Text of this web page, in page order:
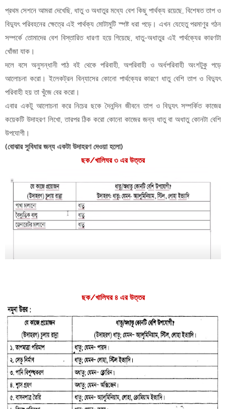
প্রথম সেশনে আমরা দেখেছি, ধাতু ও অধাতুর মধ্যে বেশ কিছু পার্থক্য রয়েছে, বিশেষত তাপ ও
বিদ্যুৎ পরিবহনের ক্ষেত্রে এই পার্থক্য মোটামুটি স্পষ্ট ধরা পড়ে। এখন যেহেতু পরমাণুর গঠন
সম্পর্কে তোমাদের বেশ বিস্তারিত ধারণা হয়ে গিয়েছে, ধাতু-অধাতুর এই পার্থক্যের কারণটা
খোঁজা যাক।
দলে বসে অনুসন্ধানী পাঠ বই থেকে পরিবাহী, অপরিবাহী ও অর্ধপরিবাহী অংশটুকু পড়ে
আলোচনা করো। ইলেকট্রন বিন্যাসের কোনো পার্থক্যের কারণে ধাতু বেশি তাপ ও বিদ্যুৎ
পরিবাহী হয় তা খুঁজে বের করো।
এবার একটু আলোচনা করে নিচের ছকে দৈনন্দিন জীবনে তাপ ও বিদ্যুৎ সম্পর্কিত কাজের
কয়েকটি উদাহরণ লিখো, তারপর ঠিক করো কোনো কাজের জন্য ধাতু বা অধাতু কোনটা বেশি
উপযোগী।
(বোঝার সুবিধার জন্য একটা উদাহরণ দেওয়া হলো)
ছক/খালিঘর ৩ এর উত্তর
ছক/খালিঘর ৪ এর উত্তর